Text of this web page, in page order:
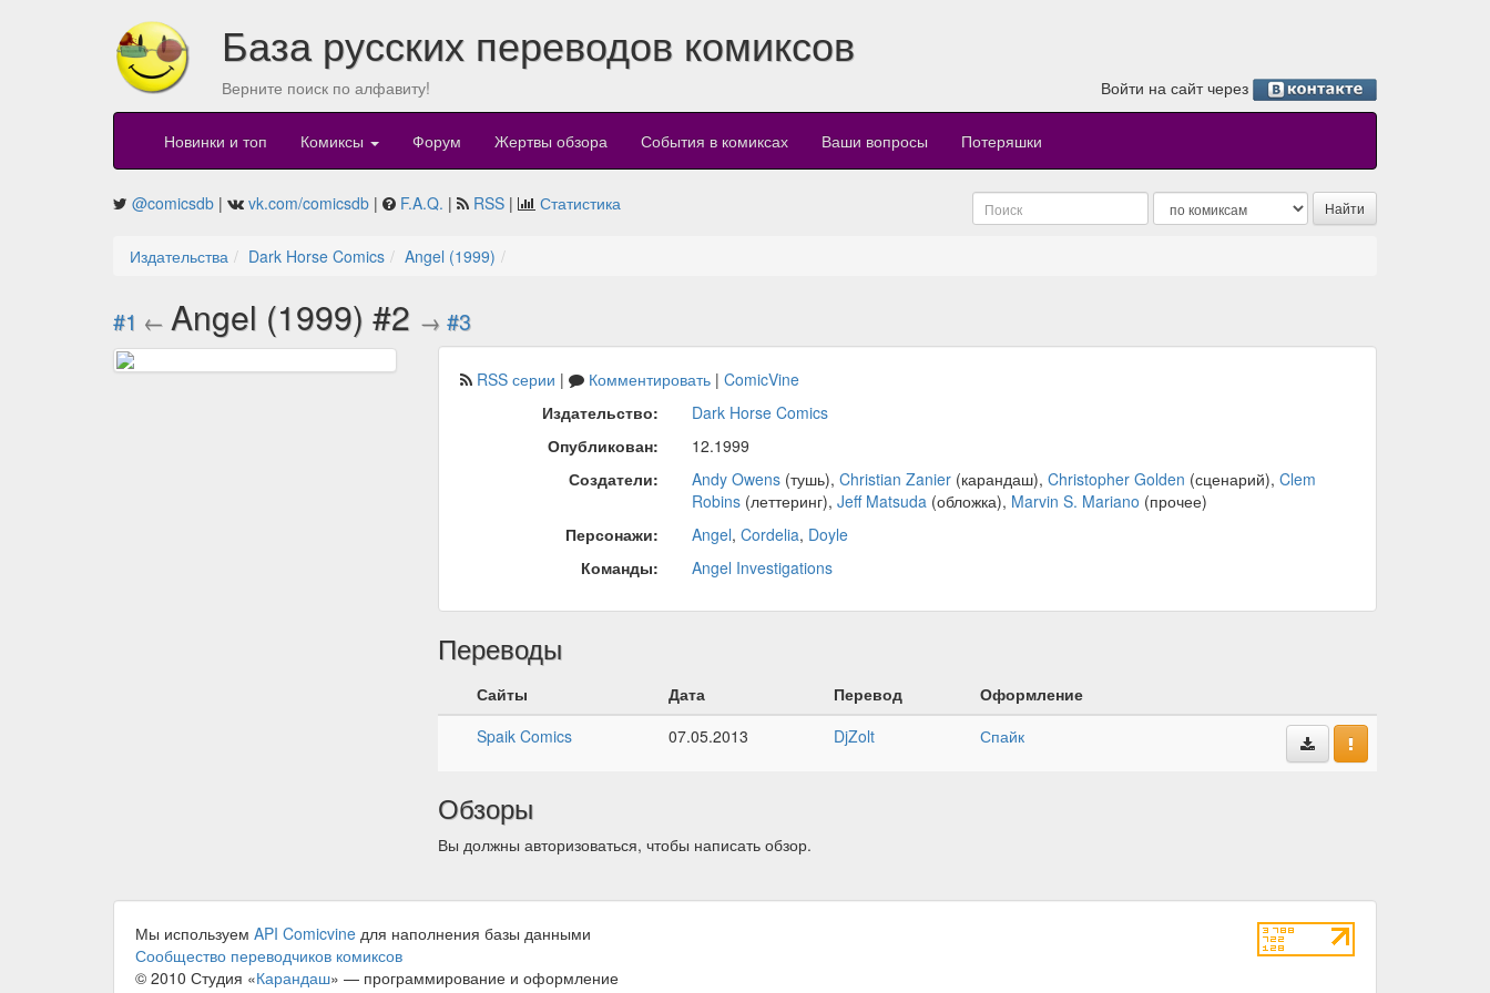
База русских переводов комиксов
Верните поиск по алфавиту! Войти на сайт через
Новинки и топ Комиксы Форум Жертвы обзора События в комиксах Ваши вопросы Потеряшки
@comicsdb | vk.com/comicsdb | F.A.Q. | RSS | Статистика
Издательства Dark Horse Comics Angel (1999)
#1 ← Angel (1999) #2 → #3
RSS серии | Комментировать| ComicVine
Издательство:
Dark Horse Comics
Опубликован:
12.1999
Создатели:
Andy Owens(тушь), Christian Zanier(карандаш), Christopher Golden (сценарий), Clem
Robins(леттеринг), Jeff Matsuda(обложка), Marvin S. Mariano (прочее)
Персонажи:
Angel, Cordelia, Doyle
Команды:
Angel Investigations
Переводы
Сайты Дата Перевод
Оформление
Spaik Comics
07.05.2013 DjZolt Спайк
Обзоры
Вы должны авторизоваться, чтобы написать обзор.
Мы используем API Comicvine для наполнения базы данными
Сообщество переводчиков комиксов
© 2010 Студия «Карандаш» — программирование и оформление